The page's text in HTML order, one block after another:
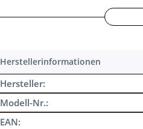
Herstellerinformationen
Hersteller:
Modell-Nr.:
EAN: